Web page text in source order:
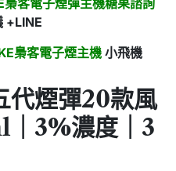
+LINE
梟客電子煙主機 小飛機
煙彈20款風
3%濃度｜3